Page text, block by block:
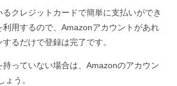
クレジットカードで簡単に支払いができ
利用するので、Amazonアカウントがあれ
るだけで登録は完了です。
っていない場合は、Amazonのアカウン
ょう。